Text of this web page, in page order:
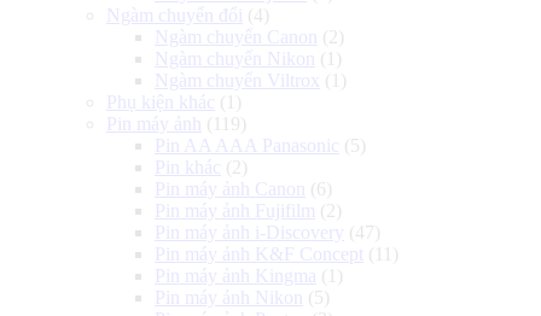
Ngàm chuyển đổi (4)
Ngàm chuyển Canon
(2)
Ngàm chuyển Nikon
(1)
Ngàm chuyển Viltrox (1)
Phụ kiện khác (1)
Pin máy ảnh
(119)
Pin AA AAA Panasonic (5)
Pin khác (2)
Pin máy ảnh Canon
(6)
Pin máy ảnh Fujifilm (2)
Pin máy ảnh i-Discovery (47)
Pin máy ảnh K&F Concept (11)
Pin máy ảnh Kingma (1)
Pin máy ảnh Nikon
(5)